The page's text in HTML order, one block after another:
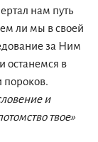
нам путь
ли мы в своей
за Ним
останемся в
пороков.
и
твое»